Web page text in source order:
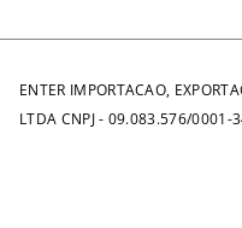
ENTER IMPORTACAO,
LTDA CNPJ - 09.083.576/